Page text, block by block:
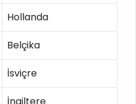
Hollanda
Belçika
İsviçre
İngiltere